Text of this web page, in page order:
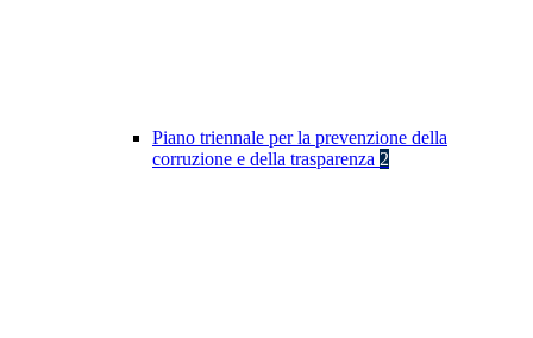
Piano triennale per la prevenzione della
corruzione e della trasparenza 2